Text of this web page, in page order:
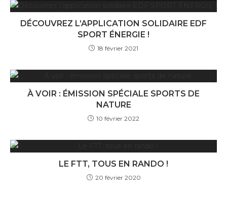
DÉCOUVREZ L’APPLICATION SOLIDAIRE EDF
SPORT ÉNERGIE !
18 février 2021
À VOIR : ÉMISSION SPÉCIALE SPORTS DE
NATURE
10 février 2022
LE FTT, TOUS EN RANDO !
20 février 2020